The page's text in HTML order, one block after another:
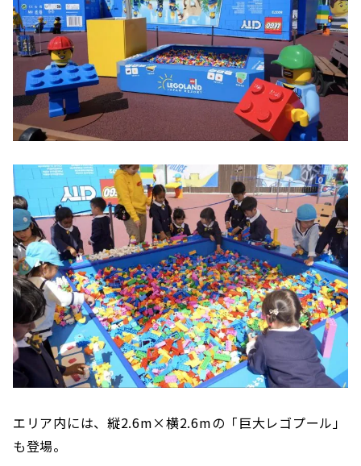
エリア内には、縦2.6m×横2.6mの「巨大レゴプール」
も登場。